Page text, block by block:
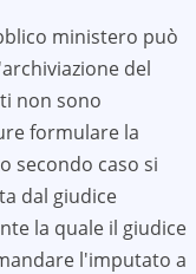
ministero può
del
non sono
formulare la
secondo caso si
dal giudice
la quale il giudice
l'imputato a